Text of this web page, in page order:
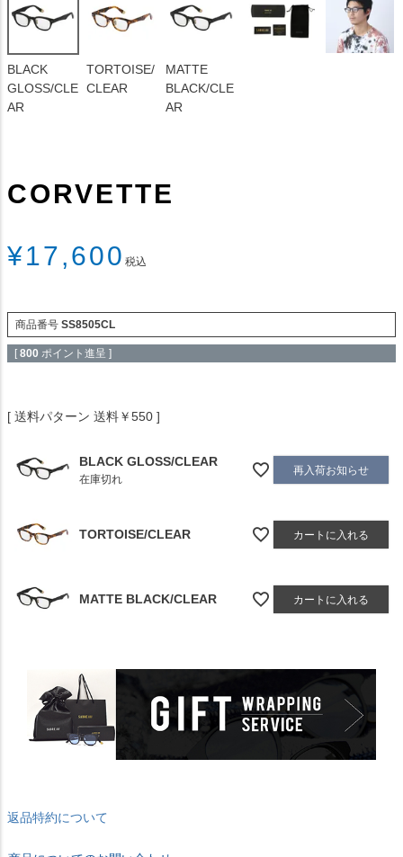
BLACK
GLOSS/CLE
AR
TORTOISE/
CLEAR
MATTE
BLACK/CLE
AR
CORVETTE
¥17,600 税込
商品番号 SS8505CL
[ 800 ポイント進呈 ]
送料パターン 送料￥550
BLACK GLOSS/CLEAR
在庫切れ
再入荷お知らせ
TORTOISE/CLEAR カートに入れる
MATTE BLACK/CLEAR カートに入れる
返品特約について